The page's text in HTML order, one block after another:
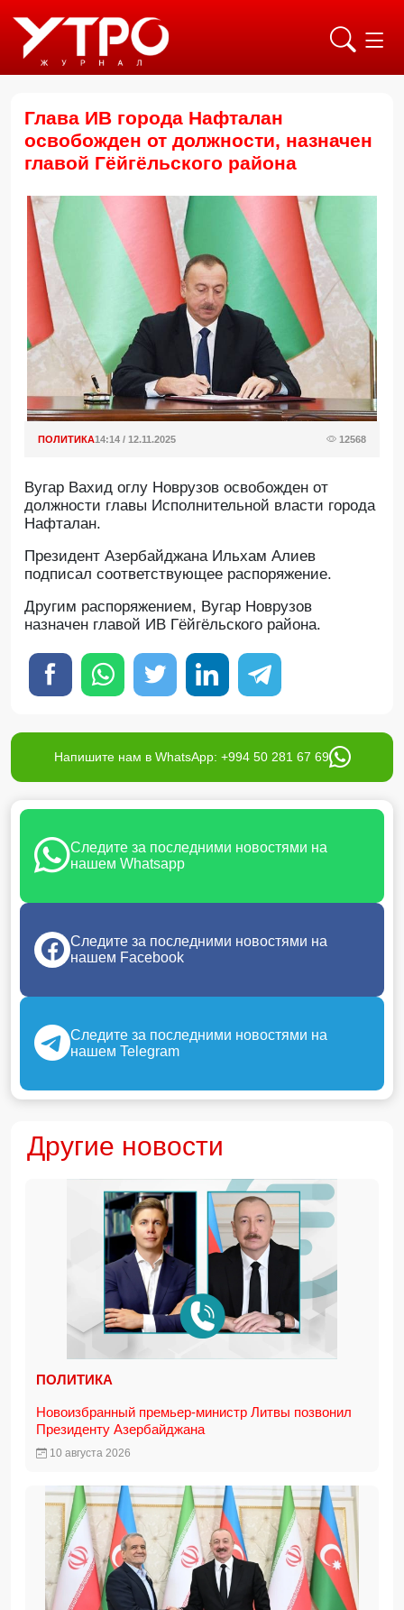
Глава ИВ города Нафталан
освобожден от должности, назначен
главой Гёйгёльского района
ПОЛИТИКА14:14 / 12.11.2025 12568
Вугар Вахид оглу Новрузов освобожден от
должности главы Исполнительной власти города
Нафталан.
Президент Азербайджана Ильхам Алиев
подписал соответствующее распоряжение.
Другим распоряжением, Вугар Новрузов
назначен главой ИВ Гёйгёльского района.
Напишите нам в WhatsApp: +994 50 281 67 69
Следите за последними новостями на
нашем Whatsapp
Следите за последними новостями на
нашем Facebook
Следите за последними новостями на
нашем Telegram
Другие новости
ПОЛИТИКА
Новоизбранный премьер-министр Литвы позвонил
Президенту Азербайджана
10 августа 2026